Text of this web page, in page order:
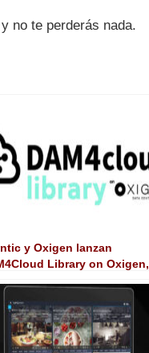
y no te perderás nada.
y Oxigen lanzan
Library on Oxigen,